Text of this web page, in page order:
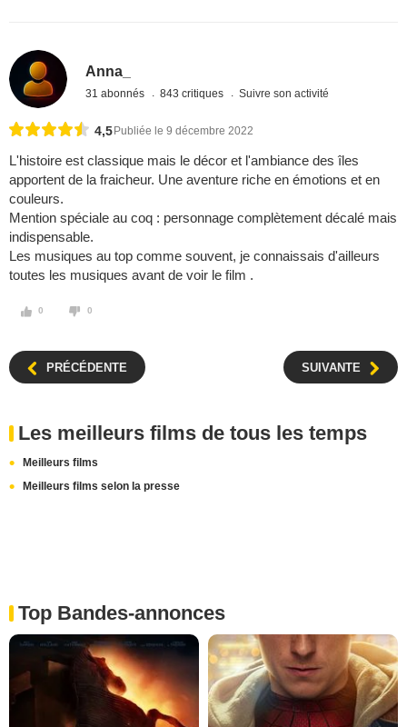
Anna_
31 abonnés 843 critiques Suivre son activité
4,5 Publiée le 9 décembre 2022
L'histoire est classique mais le décor et l'ambiance des îles
apportent de la fraicheur. Une aventure riche en émotions et en
couleurs.
Mention spéciale au coq : personnage complètement décalé mais
indispensable.
Les musiques au top comme souvent, je connaissais d'ailleurs
toutes les musiques avant de voir le film .
0 0
PRÉCÉDENTE SUIVANTE
Les meilleurs films de tous les temps
Meilleurs films
Meilleurs films selon la presse
Top Bandes-annonces